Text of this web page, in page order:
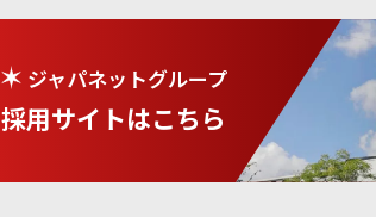
ジャパネットグループ
採用サイトはこちら